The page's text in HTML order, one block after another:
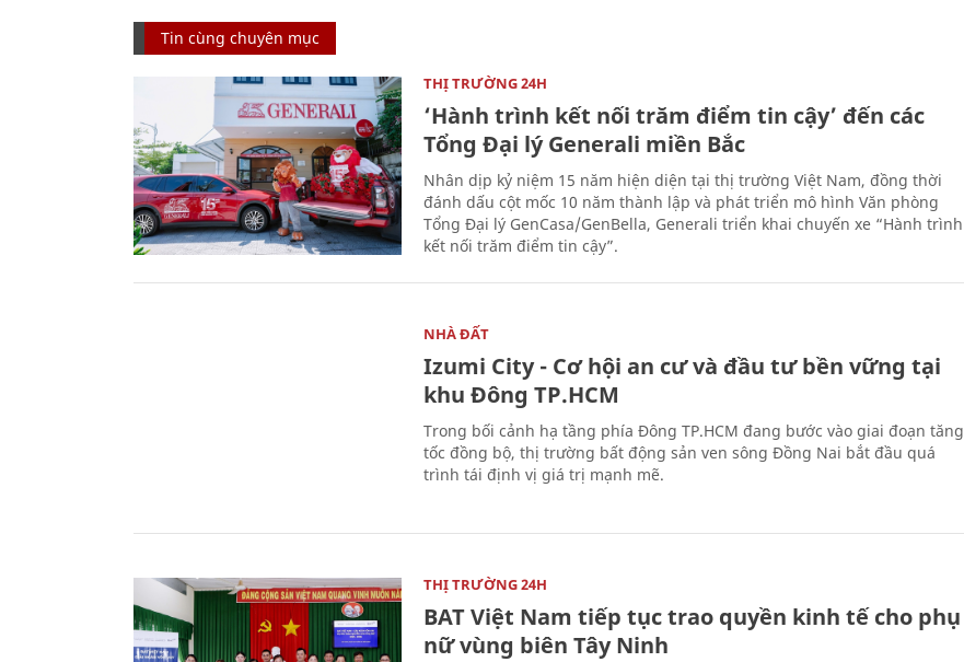
Tin cùng chuyên mục
THỊ TRƯỜNG 24H
‘Hành trình kết nối trăm điểm tin cậy’ đến các
Tổng Đại lý Generali miền Bắc
Nhân dịp kỷ niệm 15 năm hiện diện tại thị trường Việt Nam, đồng thời
đánh dấu cột mốc 10 năm thành lập và phát triển mô hình Văn phòng
Tổng Đại lý GenCasa/GenBella, Generali triển khai chuyến xe “Hành trình
kết nối trăm điểm tin cậy”.
NHÀ ĐẤT
Izumi City - Cơ hội an cư và đầu tư bền vững tại
khu Đông TP.HCM
Trong bối cảnh hạ tầng phía Đông TP.HCM đang bước vào giai đoạn tăng
tốc đồng bộ, thị trường bất động sản ven sông Đồng Nai bắt đầu quá
trình tái định vị giá trị mạnh mẽ.
THỊ TRƯỜNG 24H
BAT Việt Nam tiếp tục trao quyền kinh tế cho phụ
nữ vùng biên Tây Ninh